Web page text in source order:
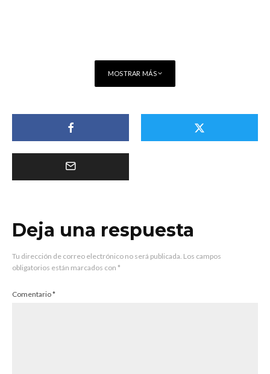
MOSTRAR MÁS
Deja una respuesta
Tu dirección de correo electrónico no será publicada. Los campos
obligatorios están marcados con *
Comentario*